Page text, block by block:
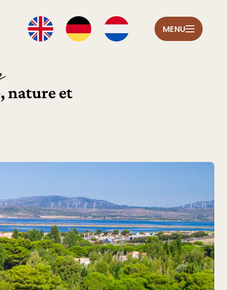
MENU
nature et